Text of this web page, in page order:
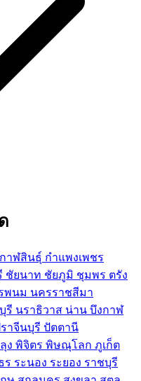
กาฬสินธุ์ กำแพงเพชร
ชัยนาท ชัยภูมิ ชุมพร ตรัง
พนม นครราชสีมา
รี นราธิวาส น่าน บึงกาฬ
าจีนบุรี ปัตตานี
ง พิจิตร พิษณุโลก ภูเก็ต
ร ระนอง ระยอง ราชบุรี